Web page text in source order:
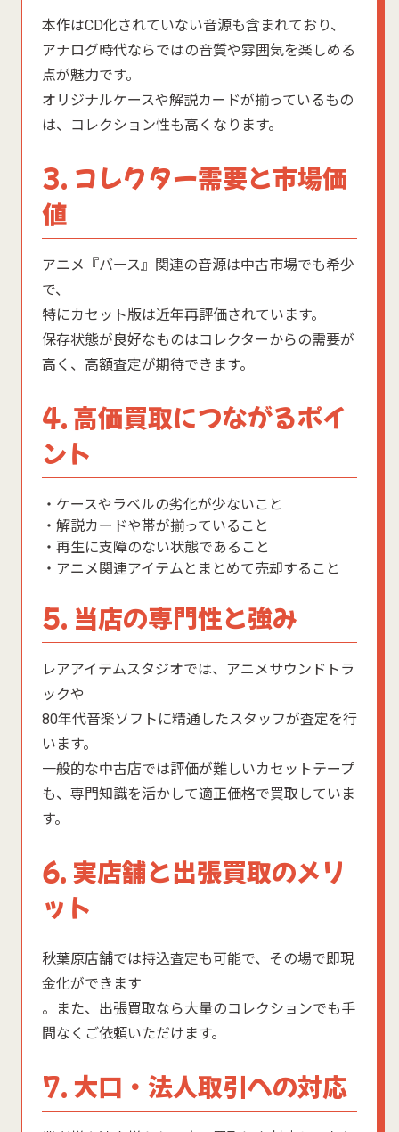
本作はCD化されていない音源も含まれており、
アナログ時代ならではの音質や雰囲気を楽しめる
点が魅力です。
オリジナルケースや解説カードが揃っているもの
は、コレクション性も高くなります。
3. コレクター需要と市場価
値
アニメ『バース』関連の音源は中古市場でも希少
で、
特にカセット版は近年再評価されています。
保存状態が良好なものはコレクターからの需要が
高く、高額査定が期待できます。
4. 高価買取につながるポイ
ント
・ケースやラベルの劣化が少ないこと
・解説カードや帯が揃っていること
・再生に支障のない状態であること
・アニメ関連アイテムとまとめて売却すること
5. 当店の専門性と強み
レアアイテムスタジオでは、アニメサウンドトラ
ックや
80年代音楽ソフトに精通したスタッフが査定を行
います。
一般的な中古店では評価が難しいカセットテープ
も、専門知識を活かして適正価格で買取していま
す。
6. 実店舗と出張買取のメリ
ット
秋葉原店舗では持込査定も可能で、その場で即現
金化ができます
。また、出張買取なら大量のコレクションでも手
間なくご依頼いただけます。
7. 大口・法人取引への対応